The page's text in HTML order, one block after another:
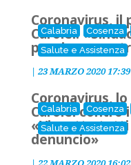
Calabria Cosenza
Salute e Assistenza
Coronavirus, il
Carolei:
possiamo
| 23 MARZO 2020 17:39
Calabria Cosenza
Salute e Assistenza
Coronavirus,
Carolei contro
«Vi metto tutti
denuncio»